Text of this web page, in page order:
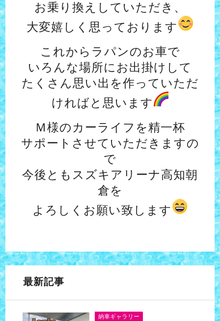
お乗り換えしていただき、
大変嬉しく思っております
これからラパンのお車で
いろんな場所にお出掛けして
たくさん思い出を作っていただ
ければと思います
Ｍ様のカーライフを精一杯
サポートさせていただきますの
で
今後ともスズキアリーナ高知朝
倉を
よろしくお願い致します
最新記事
納車ギャラリー